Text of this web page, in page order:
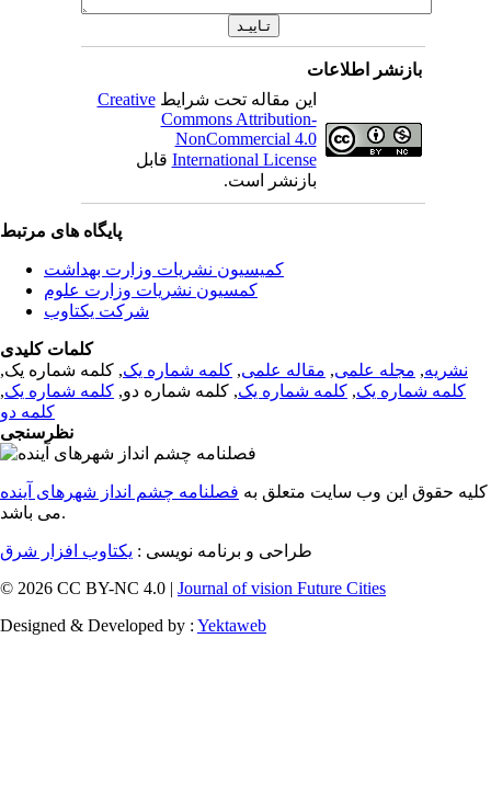
بازنشر اطلاعات
این مقاله تحت شرایطCreative
Commons Attribution-
NonCommercial 4.0
International License قابل
بازنشر است.
پایگاه های مرتبط
کمیسیون نشریات وزارت بهداشت
کمسیون نشریات وزارت علوم
شرکت یکتاوب
کلمات کلیدی
نشریه, مجله علمی, مقاله علمی, کلمه شماره یک, کلمه شماره یک,
کلمه شماره یک, کلمه شماره یک, کلمه شماره دو, کلمه شماره یک,
کلمه دو
نظرسنجی
کلیه حقوق این وب سایت متعلق به فصلنامه چشم انداز شهرهای آینده
می باشد.
طراحی و برنامه نویسی : یکتاوب افزار شرق
© 2026 CC BY-NC 4.0 | Journal of vision Future Cities
Designed & Developed by : Yektaweb